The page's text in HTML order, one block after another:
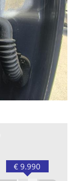
€ 9.990